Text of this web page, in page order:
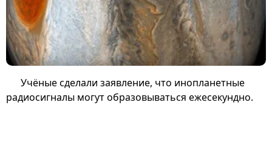
Учёные сделали заявление, что инопланетные
радиосигналы могут образовываться ежесекундно.